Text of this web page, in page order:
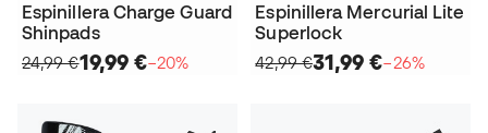
Espinillera Charge Guard
Shinpads
24,99 €19,99 €−20%
Espinillera Mercurial Lite
Superlock
42,99 €31,99 €−26%